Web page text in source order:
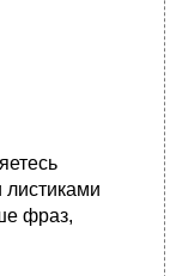
листиками
фраз,